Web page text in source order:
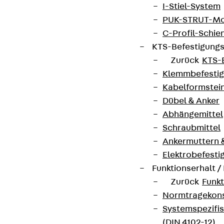
I-Stiel-System
PUK-STRUT-
C-Profil-
KTS-
Zurück
Dübel & Anker
Abhängemittel
Schraubmittel
Ankermuttern
Funktionserhalt
Zurück